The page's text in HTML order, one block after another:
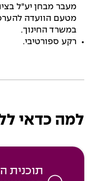
מטעם הוועדה
במשרד החינוך.
רקע ספורטיבי.
למה כדאי
תוכנית